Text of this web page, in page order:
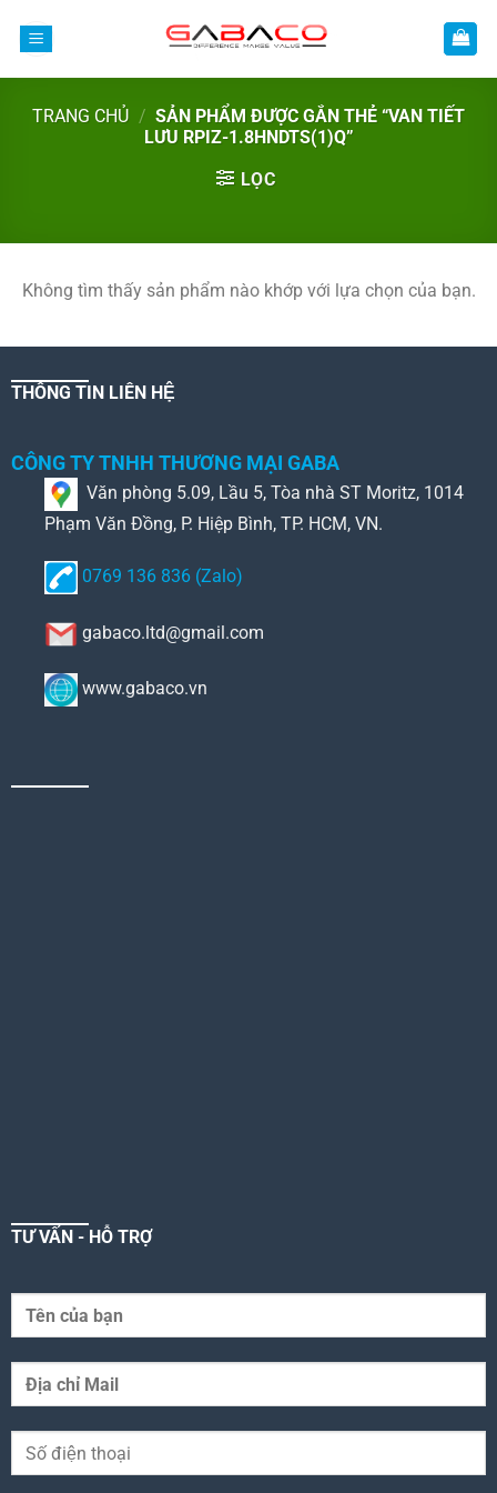
TRANG CHỦ / SẢN PHẨM ĐƯỢC GẮN THẺ “VAN TIẾT
LƯU RPIZ-1.8HNDTS(1)Q”
LỌC
Không tìm thấy sản phẩm nào khớp với lựa chọn của bạn.
THÔNG TIN LIÊN HỆ
CÔNG TY TNHH THƯƠNG MẠI GABA
Văn phòng 5.09, Lầu 5, Tòa nhà ST Moritz, 1014
Phạm Văn Đồng, P. Hiệp Bình, TP. HCM, VN.
0769 136 836 (Zalo)
gabaco.ltd@gmail.com
www.gabaco.vn
TƯ VẤN - HỖ TRỢ